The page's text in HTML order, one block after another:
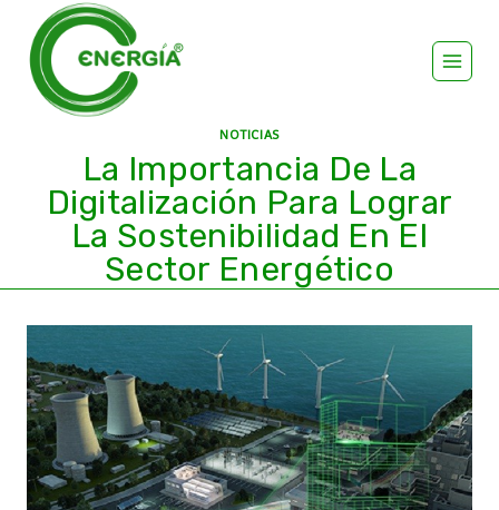
NOTICIAS
La Importancia De La
Digitalización Para Lograr
La Sostenibilidad En El
Sector Energético